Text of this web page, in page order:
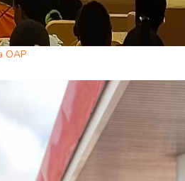
OAP